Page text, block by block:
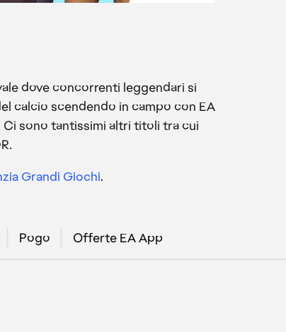
dove concorrenti leggendari si
calcio scendendo in campo con EA
Ci sono tantissimi altri titoli tra cui
Grandi Giochi.
Pogo Offerte EA App